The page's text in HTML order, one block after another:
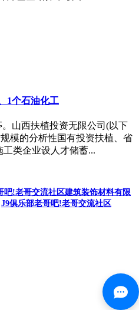
1个石油化工
山西扶植投资无限公司(以下
模的分析性国有投资扶植、省
类企业设人才储蓄...
吧!老哥交流社区建筑装饰材料有限
J9俱乐部老哥吧!老哥交流社区